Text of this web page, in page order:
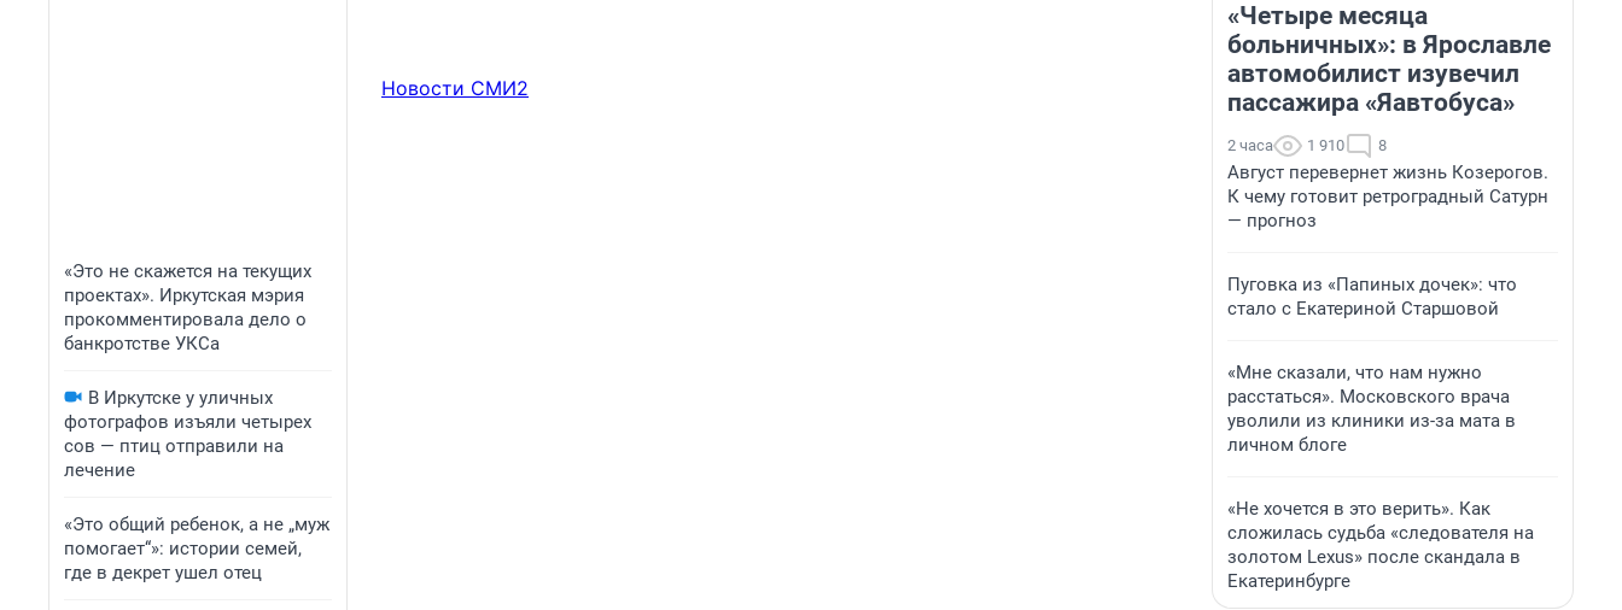
«Это не скажется на текущих
проектах». Иркутская мэрия
прокомментировала дело о
банкротстве УКСа
В Иркутске у уличных
фотографов изъяли четырех
сов — птиц отправили на
лечение
«Это общий ребенок, а не „муж
помогает“»: истории семей,
где в декрет ушел отец
Новости СМИ2
«Четыре месяца
больничных»: в Ярославле
автомобилист изувечил
пассажира «Яавтобуса»
2 часа 1 910 8
Август перевернет жизнь Козерогов.
К чему готовит ретроградный Сатурн
— прогноз
Пуговка из «Папиных дочек»: что
стало с Екатериной Старшовой
«Мне сказали, что нам нужно
расстаться». Московского врача
уволили из клиники из-за мата в
личном блоге
«Не хочется в это верить». Как
сложилась судьба «следователя на
золотом Lexus» после скандала в
Екатеринбурге